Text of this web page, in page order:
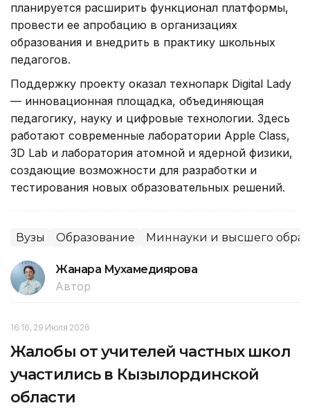
планируется расширить функционал платформы,
провести ее апробацию в организациях
образования и внедрить в практику школьных
педагогов.
Поддержку проекту оказал технопарк Digital Lady
— инновационная площадка, объединяющая
педагогику, науку и цифровые технологии. Здесь
работают современные лаборатории Apple Class,
3D Lab и лаборатория атомной и ядерной физики,
создающие возможности для разработки и
тестирования новых образовательных решений.
Вузы Образование Миннауки и высшего
Жанара Мухамедиярова
Автор
16:16, 29 Июля 2026
Жалобы от учителей частных школ
участились в Кызылординской
области